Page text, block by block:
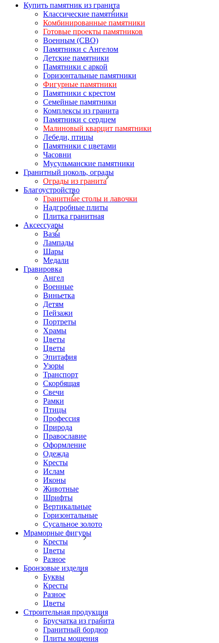
Купить памятник из гранита
Классические памятники
Комбинированные памятники
Готовые проекты памятников
Военным (СВО)
Памятники с Ангелом
Детские памятники
Памятники с аркой
Горизонтальные памятники
Фигурные памятники
Памятники с крестом
Семейные памятники
Комплексы из гранита
Памятники с сердцем
Малиновый кварцит памятники
Лебеди, птицы
Памятники с цветами
Часовни
Мусульманские памятники
Гранитный цоколь, ограды
Ограды из гранита
Благоустройство
Гранитные столы и лавочки
Надгробные плиты
Плитка гранитная
Аксессуары
Вазы
Лампады
Шары
Медали
Гравировка
Ангел
Военные
Виньетка
Детям
Пейзажи
Портреты
Храмы
Цветы
Цветы
Эпитафия
Узоры
Транспорт
Скорбящая
Свечи
Рамки
Птицы
Профессия
Природа
Православие
Оформление
Одежда
Кресты
Ислам
Иконы
Животные
Шрифты
Вертикальные
Горизонтальные
Сусальное золото
Мраморные фигуры
Кресты
Цветы
Разное
Бронзовые изделия
Буквы
Кресты
Разное
Цветы
Строительная продукция
Брусчатка из гранита
Гранитный бордюр
Плиты мощения